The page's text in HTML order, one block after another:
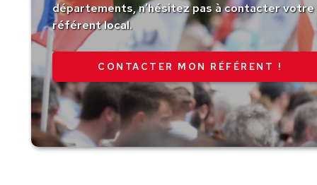
départements, n’hésitez pas à contacter votre
référent local.
CONTACTER MON RÉFÉRENT !